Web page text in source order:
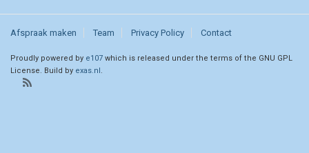
Afspraak maken Team Privacy Policy Contact
Proudly powered by e107 which is released under the terms of the GNU GPL
License. Build by exas.nl.